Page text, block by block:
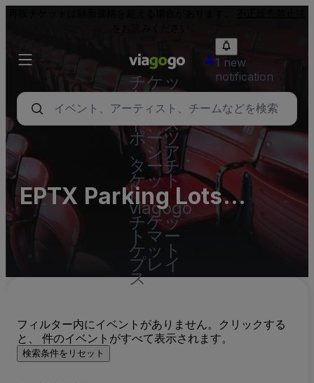
チケッ
ト - コ
ンサー
ト、ス
ポーツ
、シア
ターチ
ケット
|
viagogo
チケッ
トマー
ケット
プレイ
ス
1 new
notification
EPTX Parking Lots
(InActive)
フィルター内にイベントがありません。クリックする
と、 件のイベントがすべて表示されます。
検索条件をリセット